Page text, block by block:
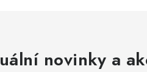
novinky a